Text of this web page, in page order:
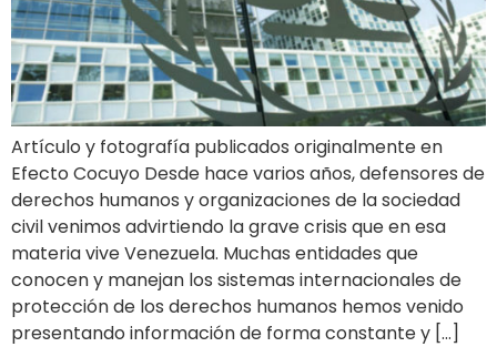
Artículo y fotografía publicados originalmente en
Efecto Cocuyo Desde hace varios años, defensores de
derechos humanos y organizaciones de la sociedad
civil venimos advirtiendo la grave crisis que en esa
materia vive Venezuela. Muchas entidades que
conocen y manejan los sistemas internacionales de
protección de los derechos humanos hemos venido
presentando información de forma constante y […]